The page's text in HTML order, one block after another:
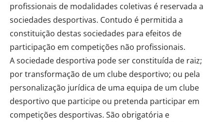
profissionais de modalidades coletivas é reservada a
sociedades desportivas. Contudo é permitida a
constituição destas sociedades para efeitos de
participação em competições não profissionais.
A sociedade desportiva pode ser constituída de raiz;
por transformação de um clube desportivo; ou pela
personalização jurídica de uma equipa de um clube
desportivo que participe ou pretenda participar em
competições desportivas. São obrigatória e